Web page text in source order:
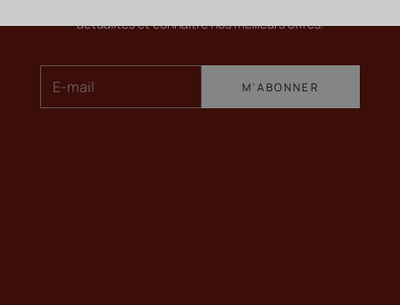
actualités et connaître nos meilleurs offres.
M'ABONNER